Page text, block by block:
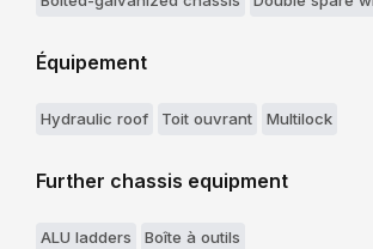
Équipement
Hydraulic roof Toit ouvrant Multilock
Further chassis equipment
ALU ladders Boîte à outils